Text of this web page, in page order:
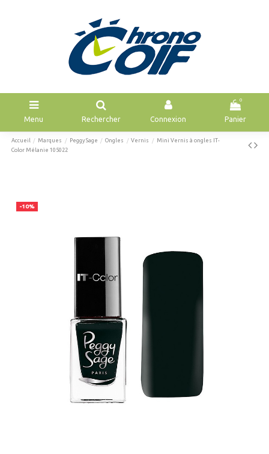
Menu Rechercher Connexion
0
Panier
Accueil Marques Peggy Sage Ongles Vernis
Mini Vernis à ongles IT-
Color Mélanie 105022
-10%